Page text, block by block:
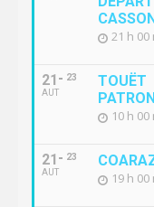
21 h 00
21
AUT
23
10 h 00
21
AUT
23
19 h 00